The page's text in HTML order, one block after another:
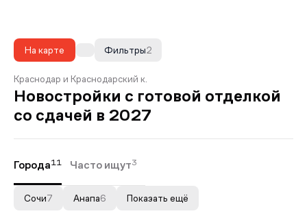
На карте 2
Фильтры
Краснодар и Краснодарский к.
Новостройки с готовой отделкой
со сдачей в 2027
Города11 Часто ищут3
Сочи7 Анапа6 Показать ещё